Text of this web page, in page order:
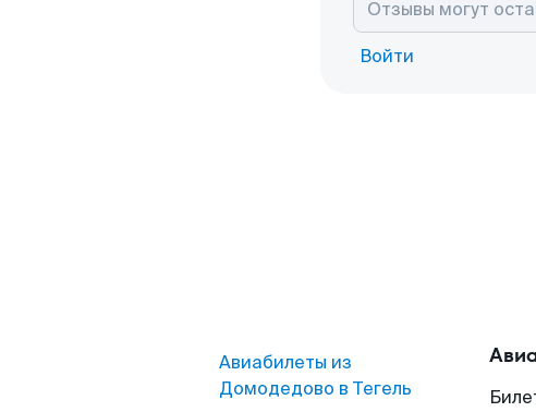
Войти
Авиабилеты из
Домодедово в Тегель